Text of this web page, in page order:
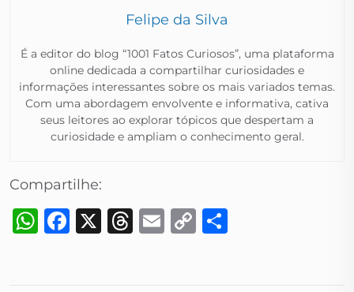
Felipe da Silva
É a editor do blog “1001 Fatos Curiosos”, uma plataforma
online dedicada a compartilhar curiosidades e
informações interessantes sobre os mais variados temas.
Com uma abordagem envolvente e informativa, cativa
seus leitores ao explorar tópicos que despertam a
curiosidade e ampliam o conhecimento geral.​
Compartilhe:
WhatsApp
Facebook
X Threads
Email
Copy